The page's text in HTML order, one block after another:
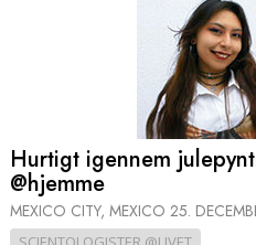
Hurtigt igennem
@hjemme
MEXICO CITY, MEXICO 25.